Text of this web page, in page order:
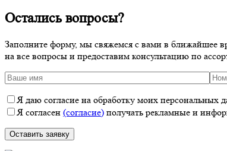
Остались вопросы?
Заполните форму, мы свяжемся с вами в ближайшее
на все вопросы и предоставим консультацию по
Я даю согласие на обработку моих
Я согласен (согласие) получать рекламные и